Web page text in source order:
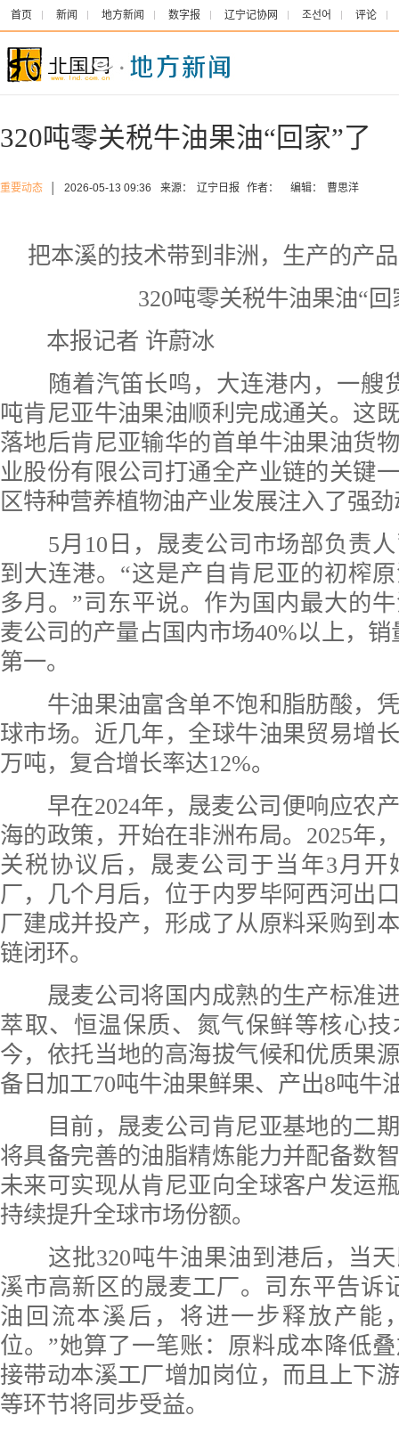
首页 新闻 地方新闻 数字报 辽宁记协网 조선어 评论
320吨零关税牛油果油“回家”了
重要动态 2026-05-13 09:36 来源： 辽宁日报 作者： 编辑： 曹思洋
把本溪的技术带到非洲，生产的产
320吨零关税牛油果油“回
本报记者 许蔚冰
随着汽笛长鸣，大连港内，一艘
吨肯尼亚牛油果油顺利完成通关。这
落地后肯尼亚输华的首单牛油果油货
业股份有限公司打通全产业链的关键
区特种营养植物油产业发展注入了强
5月10日，晟麦公司市场部负责人
到大连港。“这是产自肯尼亚的初榨
多月。”司东平说。作为国内最大的
麦公司的产量占国内市场40%以上，
第一。
牛油果油富含单不饱和脂肪酸，凭
球市场。近几年，全球牛油果贸易增
万吨，复合增长率达12%。
早在2024年，晟麦公司便响应农
海的政策，开始在非洲布局。2025年
关税协议后，晟麦公司于当年3月开
厂，几个月后，位于内罗毕阿西河出
厂建成并投产，形成了从原料采购到
链闭环。
晟麦公司将国内成熟的生产标准进
萃取、恒温保质、氮气保鲜等核心
今，依托当地的高海拔气候和优质果
备日加工70吨牛油果鲜果、产出8吨牛
目前，晟麦公司肯尼亚基地的二期
将具备完善的油脂精炼能力并配备数
未来可实现从肯尼亚向全球客户发运
持续提升全球市场份额。
这批320吨牛油果油到港后，当天
溪市高新区的晟麦工厂。司东平告诉
油回流本溪后，将进一步释放产能
位。”她算了一笔账：原料成本降低
接带动本溪工厂增加岗位，而且上下
等环节将同步受益。